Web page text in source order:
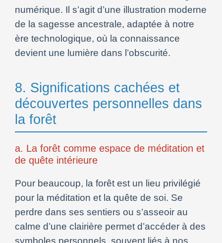
numérique. Il s’agit d’une illustration moderne
de la sagesse ancestrale, adaptée à notre
ère technologique, où la connaissance
devient une lumière dans l’obscurité.
8. Significations cachées et
découvertes personnelles dans
la forêt
a. La forêt comme espace de méditation et
de quête intérieure
Pour beaucoup, la forêt est un lieu privilégié
pour la méditation et la quête de soi. Se
perdre dans ses sentiers ou s’asseoir au
calme d’une clairière permet d’accéder à des
symboles personnels, souvent liés à nos